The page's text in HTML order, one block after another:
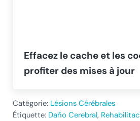
Effacez le cache et les
profiter des mises à jour
Catégorie: Lésions Cérébrales
Étiquette: Daño Cerebral,